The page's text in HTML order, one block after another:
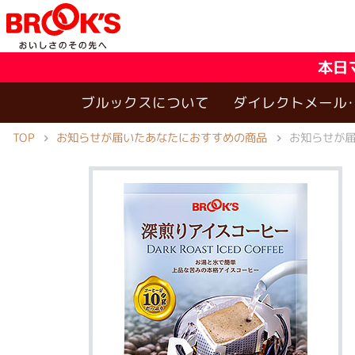
本日
ブルックスについて ダイレクトメール
TOP お知らせが届いたあなたにおすすめの商品 お知らせが